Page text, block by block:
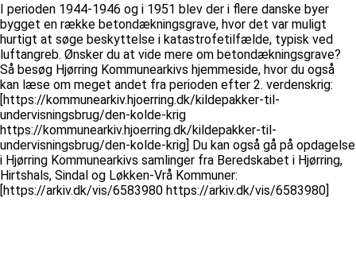
I perioden 1944-1946 og i 1951 blev der i flere danske byer
bygget en række betondækningsgrave, hvor det var muligt
hurtigt at søge beskyttelse i katastrofetilfælde, typisk ved
luftangreb. Ønsker du at vide mere om betondækningsgrave?
Så besøg Hjørring Kommunearkivs hjemmeside, hvor du også
kan læse om meget andet fra perioden efter 2. verdenskrig:
[https://kommunearkiv.hjoerring.dk/kildepakker-til-
undervisningsbrug/den-kolde-krig
https://kommunearkiv.hjoerring.dk/kildepakker-til-
undervisningsbrug/den-kolde-krig] Du kan også gå på opdagelse
i Hjørring Kommunearkivs samlinger fra Beredskabet i Hjørring,
Hirtshals, Sindal og Løkken-Vrå Kommuner:
[https://arkiv.dk/vis/6583980 https://arkiv.dk/vis/6583980]